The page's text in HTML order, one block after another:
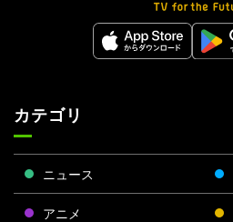
カテゴリ
ニュース
アニメ